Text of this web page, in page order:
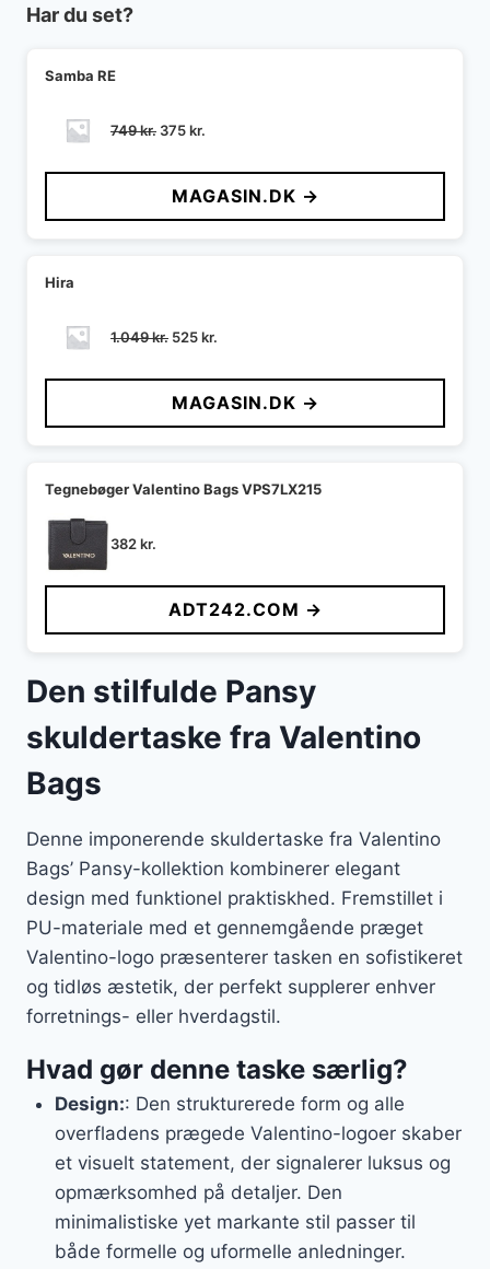
Har du set?
Samba RE
749kr. Den
pris
var:
749 kr..
375kr.
pris
er:
375 kr..
MAGASIN.DK →
Hira
1.049kr. Den
pris
var:
1.049 kr..
525kr.
pris
er:
525 kr..
MAGASIN.DK →
Tegnebøger Valentino Bags VPS7LX215
382kr.
ADT242.COM →
Den stilfulde Pansy
skuldertaske fra Valentino
Bags
Denne imponerende skuldertaske fra Valentino
Bags’ Pansy-kollektion kombinerer elegant
design med funktionel praktiskhed. Fremstillet i
PU-materiale med et gennemgående præget
Valentino-logo præsenterer tasken en sofistikeret
og tidløs æstetik, der perfekt supplerer enhver
forretnings- eller hverdagstil.
Hvad gør denne taske særlig?
Design:: Den strukturerede form og alle
overfladens prægede Valentino-logoer skaber
et visuelt statement, der signalerer luksus og
opmærksomhed på detaljer. Den
minimalistiske yet markante stil passer til
både formelle og uformelle anledninger.